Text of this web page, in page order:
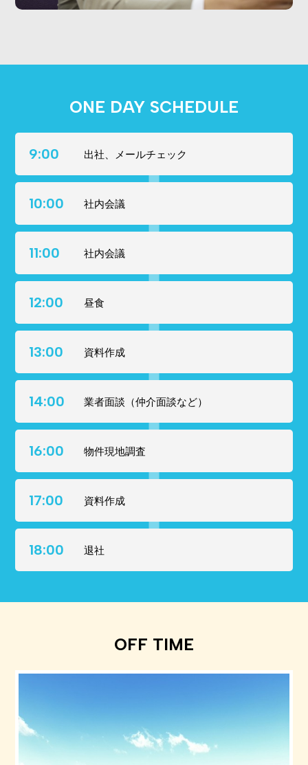
ONE DAY SCHEDULE
9:00 出社、メールチェック
10:00 社内会議
11:00 社内会議
12:00 昼食
13:00 資料作成
14:00 業者面談（仲介面談など）
16:00 物件現地調査
17:00 資料作成
18:00 退社
OFF TIME